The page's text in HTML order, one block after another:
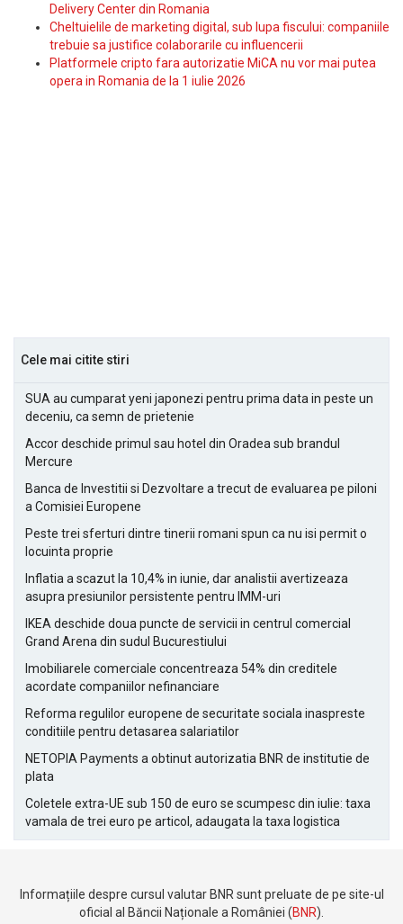
Delivery Center din Romania
Cheltuielile de marketing digital, sub lupa fiscului: companiile
trebuie sa justifice colaborarile cu influencerii
Platformele cripto fara autorizatie MiCA nu vor mai putea
opera in Romania de la 1 iulie 2026
Cele mai citite stiri
SUA au cumparat yeni japonezi pentru prima data in peste un
deceniu, ca semn de prietenie
Accor deschide primul sau hotel din Oradea sub brandul
Mercure
Banca de Investitii si Dezvoltare a trecut de evaluarea pe piloni
a Comisiei Europene
Peste trei sferturi dintre tinerii romani spun ca nu isi permit o
locuinta proprie
Inflatia a scazut la 10,4% in iunie, dar analistii avertizeaza
asupra presiunilor persistente pentru IMM-uri
IKEA deschide doua puncte de servicii in centrul comercial
Grand Arena din sudul Bucurestiului
Imobiliarele comerciale concentreaza 54% din creditele
acordate companiilor nefinanciare
Reforma regulilor europene de securitate sociala inaspreste
conditiile pentru detasarea salariatilor
NETOPIA Payments a obtinut autorizatia BNR de institutie de
plata
Coletele extra-UE sub 150 de euro se scumpesc din iulie: taxa
vamala de trei euro pe articol, adaugata la taxa logistica
Informațiile despre cursul valutar BNR sunt preluate de pe site-ul
oficial al Băncii Naționale a României (BNR).